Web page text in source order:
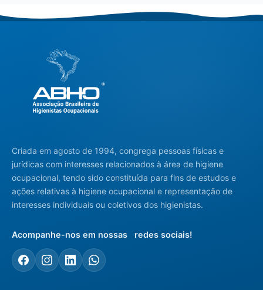
Criada em agosto de 1994, congrega pessoas físicas e
jurídicas com interesses relacionados à área de higiene
ocupacional, tendo sido constituída para fins de estudos e
ações relativas à higiene ocupacional e representação de
interesses individuais ou coletivos dos higienistas.
Acompanhe-nos em nossas redes sociais!